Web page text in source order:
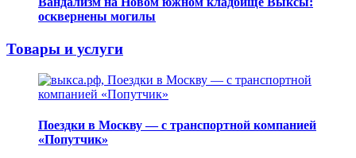
осквернены могилы
Товары и услуги
Поездки в Москву — с транспортной компанией
«Попутчик»